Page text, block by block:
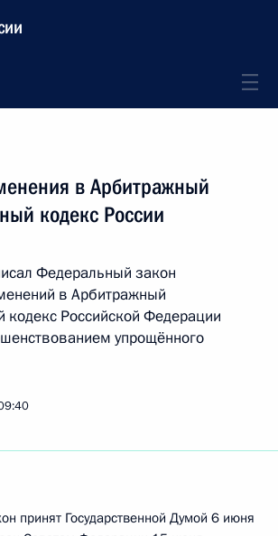
в Арбитражный
кодекс России
Федеральный закон
в Арбитражный
кодекс Российской Федерации
упрощённого
принят Государственной Думой 6 июня